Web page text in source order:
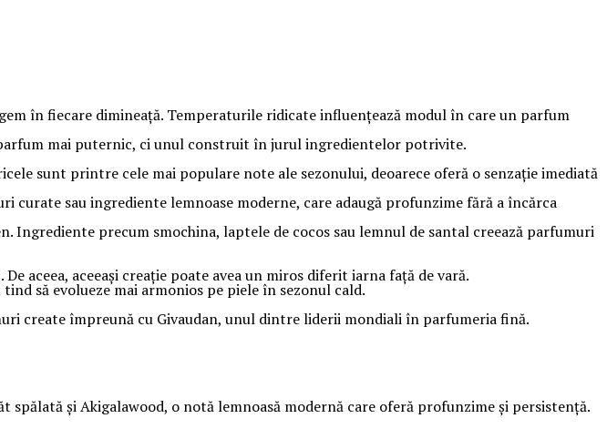
în fiecare dimineață. Temperaturile ridicate influențează modul în care un parfum
mai puternic, ci unul construit în jurul ingredientelor potrivite.
sunt printre cele mai populare note ale sezonului, deoarece oferă o senzație imediată
sau ingrediente lemnoase moderne, care adaugă profunzime fără a încărca
precum smochina, laptele de cocos sau lemnul de santal creează parfumuri
aceea, aceeași creație poate avea un miros diferit iarna față de vară.
să evolueze mai armonios pe piele în sezonul cald.
create împreună cu Givaudan, unul dintre liderii mondiali în parfumeria fină.
și Akigalawood, o notă lemnoasă modernă care oferă profunzime și persistență.